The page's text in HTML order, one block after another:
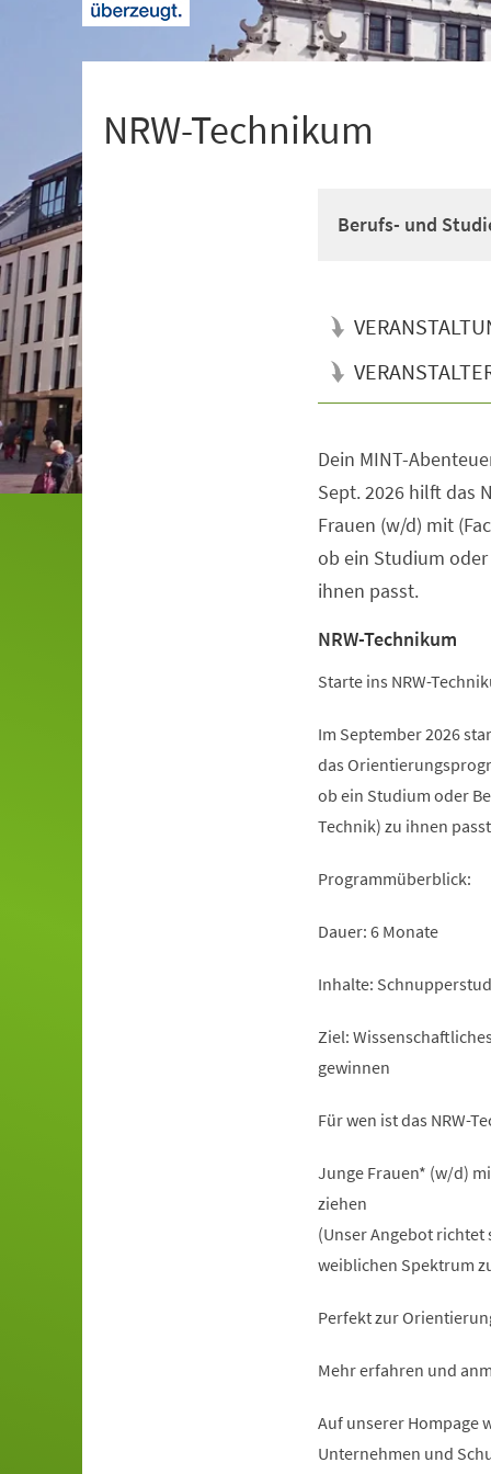
NRW-Technikum
Berufs- und
Dein MINT-
Sept. 2026 hilft das
Frauen (w/d) mit
ob ein Studium
ihnen passt.
NRW-Technikum
Starte ins NRW-
Im September 2026
das
ob ein Studium oder
Technik) zu ihnen
Programmüberblick:
Dauer: 6 Monate
Inhalte:
Ziel:
gewinnen
Für wen ist das NRW-
Junge Frauen* (w/d)
ziehen
(Unser Angebot richtet
weiblichen Spektrum
Perfekt zur
Mehr erfahren und
Auf unserer Hompage
Unternehmen und